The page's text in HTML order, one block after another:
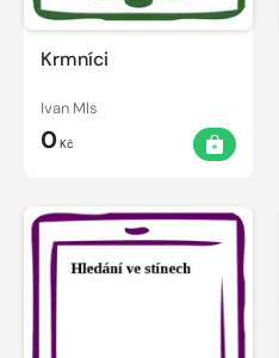
Krmníci
Ivan Mls
0Kč